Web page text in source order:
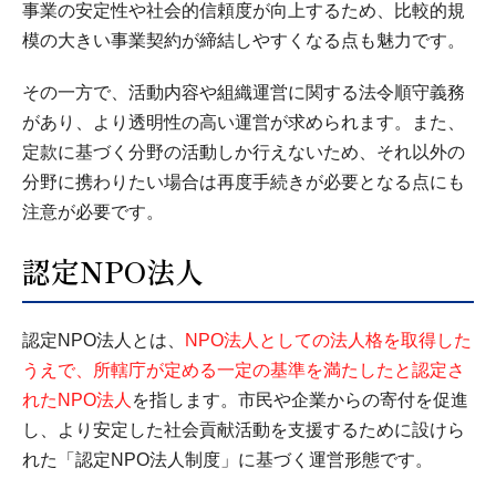
事業の安定性や社会的信頼度が向上するため、比較的規
模の大きい事業契約が締結しやすくなる点も魅力です。
その一方で、活動内容や組織運営に関する法令順守義務
があり、より透明性の高い運営が求められます。また、
定款に基づく分野の活動しか行えないため、それ以外の
分野に携わりたい場合は再度手続きが必要となる点にも
注意が必要です。
認定NPO法人
認定NPO法人とは、
NPO法人としての法人格を取得した
うえで、所轄庁が定める一定の基準を満たしたと認定さ
れたNPO法人 を指します。市民や企業からの寄付を促進
し、より安定した社会貢献活動を支援するために設けら
れた「認定NPO法人制度」に基づく運営形態です。